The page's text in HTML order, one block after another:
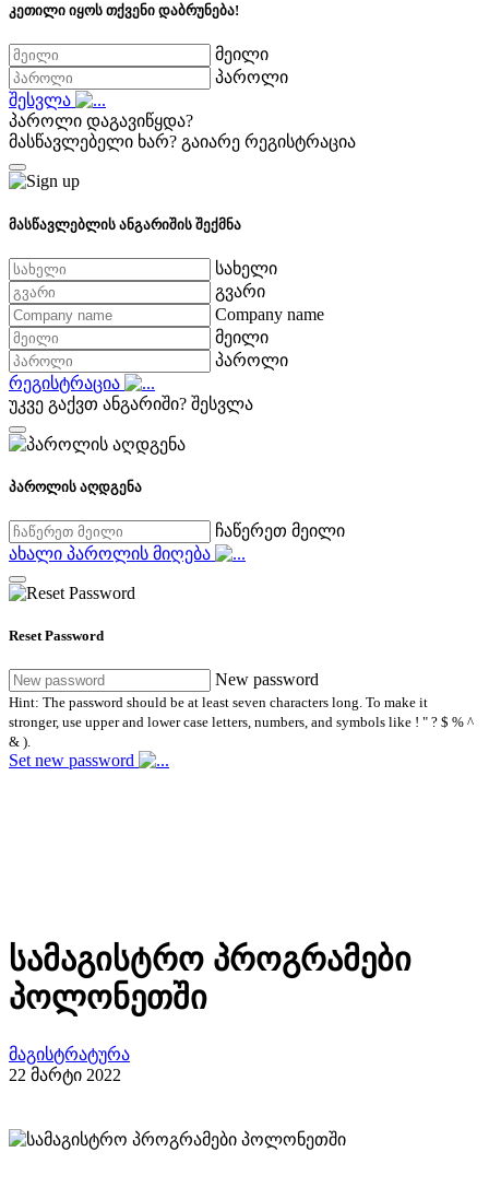
კეთილი იყოს თქვენი დაბრუნება!
მეილი
პაროლი
შესვლა
პაროლი დაგავიწყდა?
მასწავლებელი ხარ? გაიარე რეგისტრაცია
მასწავლებლის ანგარიშის შექმნა
სახელი
გვარი
Company name
მეილი
პაროლი
რეგისტრაცია
უკვე გაქვთ ანგარიში? შესვლა
პაროლის აღდგენა
ჩაწერეთ მეილი
ახალი პაროლის მიღება
Reset Password
New password
Hint: The password should be at least seven characters long. To make it
stronger, use upper and lower case letters, numbers, and symbols like ! " ? $ % ^
& ).
Set new password
სამაგისტრო პროგრამები
პოლონეთში
მაგისტრატურა
22 მარტი 2022